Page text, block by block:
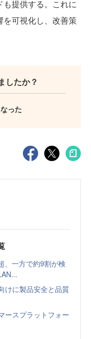
提供する。これに
を可視化し、改善策
したか？
った
、一方で約9割が検
けに製品安全と品質
ースプラットフォー